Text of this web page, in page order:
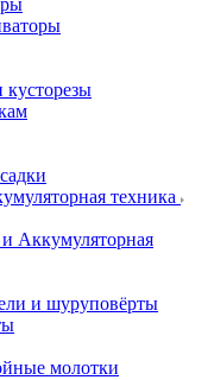
техника
Аккумуляторная
и шуруповёрты
молотки